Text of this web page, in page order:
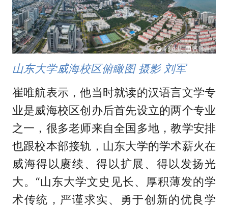
山东大学威海校区俯瞰图 摄影 刘军
崔唯航表示，他当时就读的汉语言文学专
业是威海校区创办后首先设立的两个专业
之一，很多老师来自全国多地，教学安排
也跟校本部接轨，山东大学的学术薪火在
威海得以赓续、得以扩展、得以发扬光
大。“山东大学文史见长、厚积薄发的学
术传统，严谨求实、勇于创新的优良学